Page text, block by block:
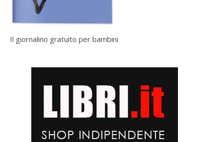
Il giornalino gratuito per bambini